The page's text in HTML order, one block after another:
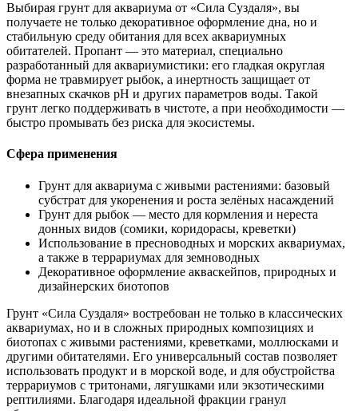
Выбирая грунт для аквариума от «Сила Суздаля», вы
получаете не только декоративное оформление дна, но и
стабильную среду обитания для всех аквариумных
обитателей. Пропант — это материал, специально
разработанный для аквариумистики: его гладкая округлая
форма не травмирует рыбок, а инертность защищает от
внезапных скачков pH и других параметров воды. Такой
грунт легко поддерживать в чистоте, а при необходимости —
быстро промывать без риска для экосистемы.
Сфера применения
Грунт для аквариума с живыми растениями: базовый
субстрат для укоренения и роста зелёных насаждений
Грунт для рыбок — место для кормления и нереста
донных видов (сомики, коридорасы, креветки)
Использование в пресноводных и морских аквариумах,
а также в террариумах для земноводных
Декоративное оформление акваскейпов, природных и
дизайнерских биотопов
Грунт «Сила Суздаля» востребован не только в классических
аквариумах, но и в сложных природных композициях и
биотопах с живыми растениями, креветками, моллюсками и
другими обитателями. Его универсальный состав позволяет
использовать продукт и в морской воде, и для обустройства
террариумов с тритонами, лягушками или экзотическими
рептилиями. Благодаря идеальной фракции гранул